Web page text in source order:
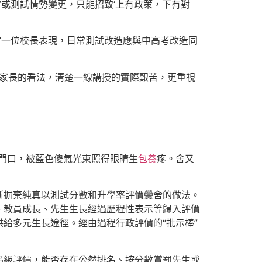
測試情勢變更，只能招致‘上有政策，下有對
位校長表現，日常測試改造應與中高考改造同
長的看法，清楚一線講授的實際艱苦，更重視
口，被藍色傻氣光束照得眼睛生包養疼。舍又
棄純真以測試分數和升學率評價黌舍的做法。
員成長、先生生長經過歷程性表示等歸入評價
多元生長途徑。經由過程行政評價的“批示棒”
評價，能否存在公然排名、按分數賞罰先生或